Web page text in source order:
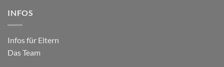
INFOS
Infos für Eltern
Das Team